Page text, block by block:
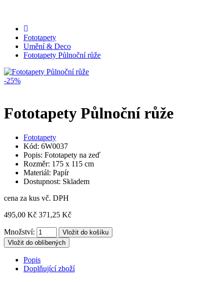
Fototapety
Umění & Deco
Fototapety Půlnoční růže
-25%
Fototapety Půlnoční růže
Fototapety
Kód: 6W0037
Popis: Fototapety na zeď
Rozměr: 175 x 115 cm
Materiál: Papír
Dostupnost: Skladem
cena za kus vč. DPH
495,00 Kč 371,25 Kč
Množství:
Vložit do oblíbených
Popis
Doplňující zboží